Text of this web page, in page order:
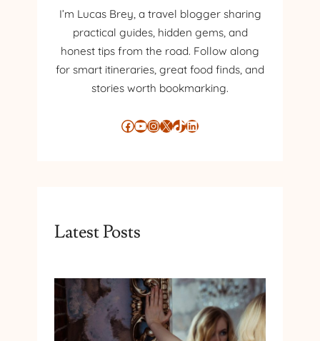
I’m Lucas Brey, a travel blogger sharing
practical guides, hidden gems, and
honest tips from the road. Follow along
for smart itineraries, great food finds, and
stories worth bookmarking.
Facebook YouTube InstagramX TikTok LinkedIn
Latest Posts